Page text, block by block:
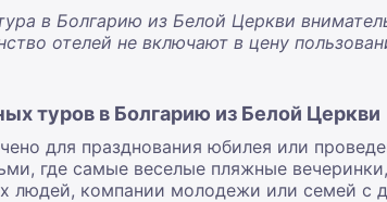
в Болгарию из Белой Церкви
отелей не включают в цену
туров в Болгарию из Белой Церкви
для празднования юбилея или
где самые веселые пляжные
людей, компании молодежи или семей с